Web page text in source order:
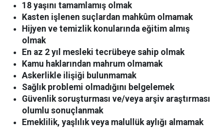
18 yaşını tamamlamış olmak
Kasten işlenen suçlardan mahkûm olmamak
Hijyen ve temizlik konularında eğitim almış
olmak
En az 2 yıl mesleki tecrübeye sahip olmak
Kamu haklarından mahrum olmamak
Askerlikle ilişiği bulunmamak
Sağlık problemi olmadığını belgelemek
Güvenlik soruşturması ve/veya arşiv araştırması
olumlu sonuçlanmak
Emeklilik, yaşlılık veya malullük aylığı almamak